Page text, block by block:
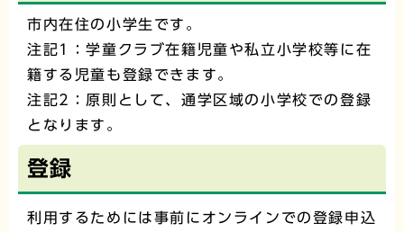
市内在住の小学生です。
注記1：学童クラブ在籍児童や私立小学校等に在
籍する児童も登録できます。
注記2：原則として、通学区域の小学校での登録
となります。
登録
利用するためには事前にオンラインでの登録申込